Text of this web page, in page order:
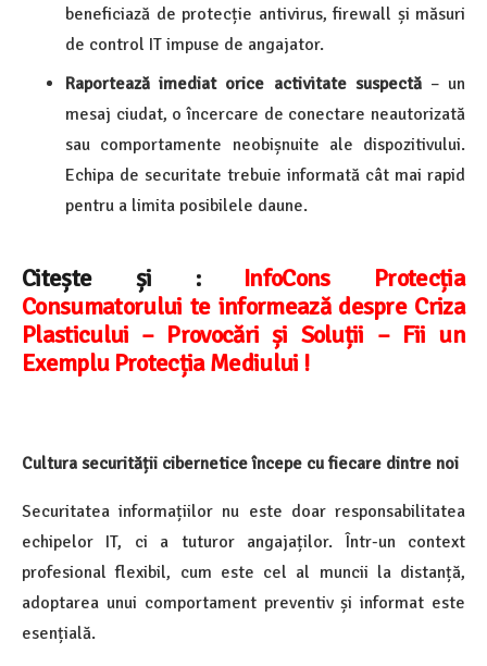
beneficiază de protecție antivirus, firewall și măsuri
de control IT impuse de angajator.
Raportează imediat orice activitate suspectă– un
mesaj ciudat, o încercare de conectare neautorizată
sau comportamente neobișnuite ale dispozitivului.
Echipa de securitate trebuie informată cât mai rapid
pentru a limita posibilele daune.
Citește și :
InfoCons Protecția
Consumatorului te informează despre Criza
Plasticului – Provocări și Soluții – Fii un
Exemplu Protecția Mediului !
Cultura securității cibernetice începe cu fiecare dintre noi
Securitatea informațiilor nu este doar responsabilitatea
echipelor IT, ci a tuturor angajaților. Într-un context
profesional flexibil, cum este cel al muncii la distanță,
adoptarea unui comportament preventiv și informat este
esențială.